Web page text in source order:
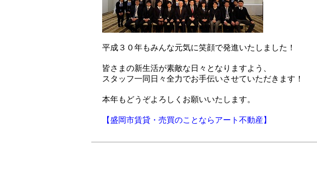
平成３０年もみんな元気に笑顔で発進いたしました！
皆さまの新生活が素敵な日々となりますよう、
スタッフ一同日々全力でお手伝いさせていただきます！
本年もどうぞよろしくお願いいたします。
【盛岡市賃貸・売買のことならアート不動産】